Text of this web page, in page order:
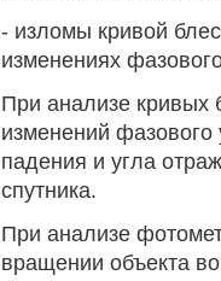
- изломы кривой
изменениях
При анализе кривых
изменений фазового
падения и угла
спутника.
При анализе
вращении объекта